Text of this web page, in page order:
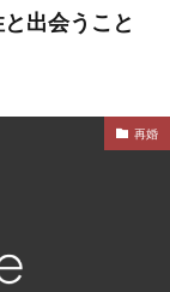
出会うこと
再婚